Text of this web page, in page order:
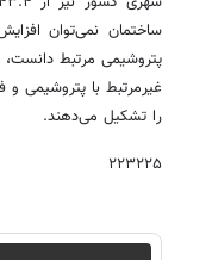
ساختمان نمی‌توان
پتروشیمی مرتبط
را تشکیل می‌دهند.
۲۲۳۲۲۵